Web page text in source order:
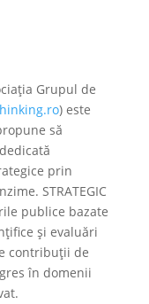
Grupul de
) este
să
prin
STRATEGIC
publice bazate
și evaluări
contribuții de
în domenii